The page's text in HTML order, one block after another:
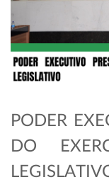
PODER
DO